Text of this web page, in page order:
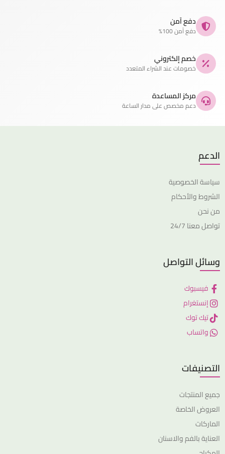
دفع آمن
دفع آمن 100%
خصم إلكتروني
خصومات عند الشراء المتعدد
مركز المساعدة
دعم مخصص على مدار الساعة
الدعم
سياسة الخصوصية
الشروط والأحكام
من نحن
تواصل معنا 24/7
وسائل التواصل
فيسبوك
إنستغرام
تيك توك
واتساب
التصنيفات
جميع المنتجات
العروض الخاصة
الماركات
العناية بالفم والاسنان